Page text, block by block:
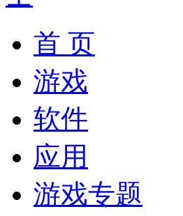
首 页
游戏
软件
应用
游戏专题